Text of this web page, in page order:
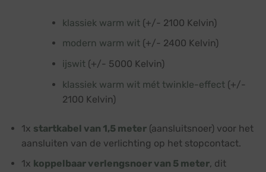
klassiek warm wit(+/- 2100 Kelvin)
modern warm wit(+/- 2400 Kelvin)
ijswit(+/- 5000 Kelvin)
klassiek warm wit mét twinkle-effect(+/-
2100 Kelvin)
1x startkabel van 1,5 meter(aansluitsnoer) voor het
aansluiten van de verlichting op het stopcontact.
1x koppelbaar verlengsnoer van 5 meter, dit